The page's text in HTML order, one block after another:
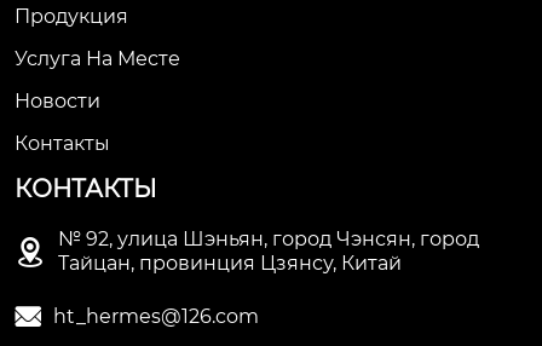
Продукция
Услуга На Месте
Новости
Контакты
КОНТАКТЫ

№ 92, улица Шэньян, город Чэнсян, город
Тайцан, провинция Цзянсу, Китай
 ht_hermes@126.com